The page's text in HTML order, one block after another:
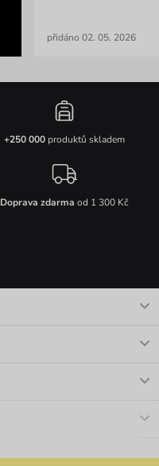
přidáno 02. 05. 2026
+250 000produktů skladem
Doprava zdarma od 1 300 Kč